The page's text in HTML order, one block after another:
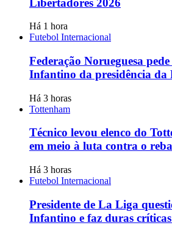
Há 1 hora
Futebol Internacional
Federação Norueguesa
Infantino da presidência da
Há 3 horas
Tottenham
Técnico levou elenco do
em meio à luta contra o
Há 3 horas
Futebol Internacional
Presidente de La Liga
Infantino e faz duras